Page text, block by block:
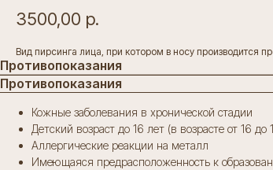
3500,00 р.
Вид пирсинга лица, при котором в носу производится
Противопоказания
Противопоказания
Кожные заболевания в хронической стадии
Детский возраст до 16 лет (в возрасте от 16
Аллергические реакции на металл
Имеющаяся предрасположенность к